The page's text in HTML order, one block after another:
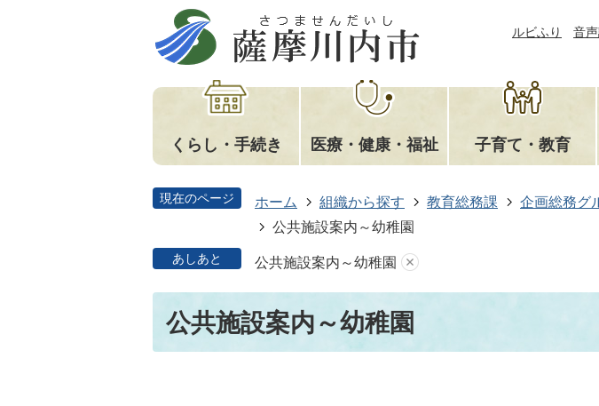
ルビふり 音
くらし・手続き 医療・健康・福祉 子育て・教育
現在のページ ホーム 組織から探す 教育総務課 企画総務グ
公共施設案内～幼稚園
あしあと 公共施設案内～幼稚園
公共施設案内～幼稚園